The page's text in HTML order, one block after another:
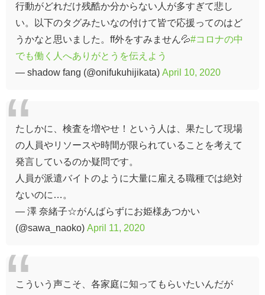
行動がどれだけ残酷か分からない人が多すぎて悲し
い。以下のタグみたいなの付けて皆で応援ってのはど
うかなと思いました。ff外をすみません💦#コロナの中
でも働く人へありがとうを伝えよう
— shadow fang (@onifukuhijikata) April 10, 2020
たしかに、検査を増やせ！という人は、果たして現場
の人員やリソースや時間が限られていることを考えて
発言しているのか疑問です。
人員が派遣バイトのように大量に雇える職種では絶対
ないのに…。
— 澤 奈緒子☆がんばらずにお姫様あつかい
(@sawa_naoko) April 11, 2020
こういう声こそ、各家庭に知ってもらいたいんだが